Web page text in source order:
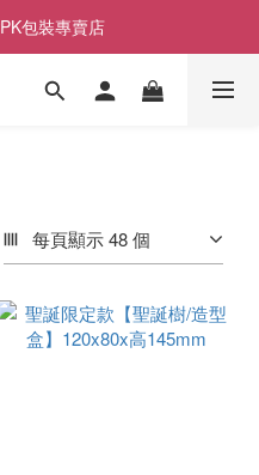
滿1000元，回饋1%購物金
包裝專賣店
滿1000元，回饋1%購物金
每頁顯示 48 個